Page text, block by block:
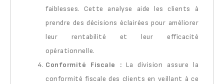
faiblesses. Cette analyse aide les clients à
prendre des décisions éclairées pour améliorer
leur rentabilité et leur efficacité
opérationnelle.
Conformité Fiscale : La division assure la
conformité fiscale des clients en veillant à ce